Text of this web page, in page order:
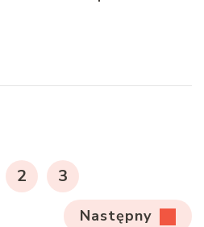
STRONA
2 STRONA
3
Następny